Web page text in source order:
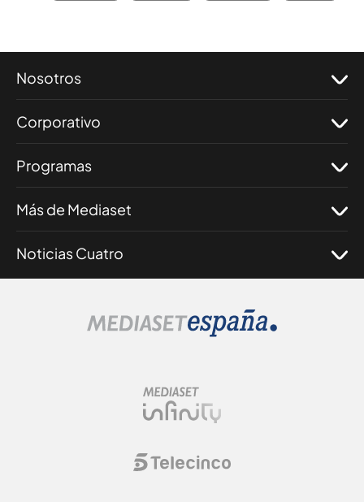
Nosotros
Corporativo
Programas
Más de Mediaset
Noticias Cuatro